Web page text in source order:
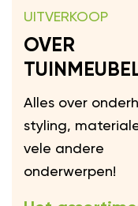
UITVERKOOP
OVER
Alles over
styling,
vele andere
onderwerpen!